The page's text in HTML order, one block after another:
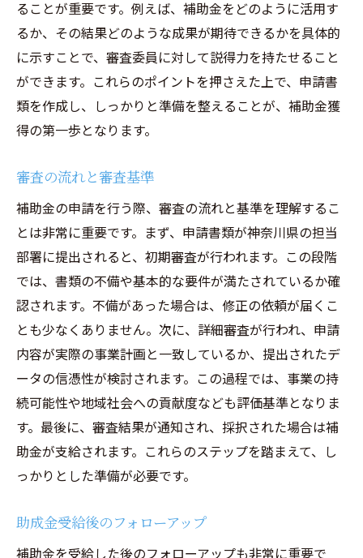
ることが重要です。例えば、補助金をどのように活用す
るか、その結果どのような成果が期待できるかを具体的
に示すことで、審査委員に対して説得力を持たせること
ができます。これらのポイントを押さえた上で、申請書
類を作成し、しっかりと準備を整えることが、補助金獲
得の第一歩となります。
審査の流れと審査基準
補助金の申請を行う際、審査の流れと基準を理解するこ
とは非常に重要です。まず、申請書類が神奈川県の担当
部署に提出されると、初期審査が行われます。この段階
では、書類の不備や基本的な要件が満たされているか確
認されます。不備があった場合は、修正の依頼が届くこ
とも少なくありません。次に、詳細審査が行われ、申請
内容が実際の事業計画と一致しているか、提出されたデ
ータの信憑性が検討されます。この過程では、事業の持
続可能性や地域社会への貢献度なども評価基準となりま
す。最後に、審査結果が通知され、採択された場合は補
助金が支給されます。これらのステップを踏まえて、し
っかりとした準備が必要です。
助成金受給後のフォローアップ
補助金を受給した後のフォローアップも非常に重要で